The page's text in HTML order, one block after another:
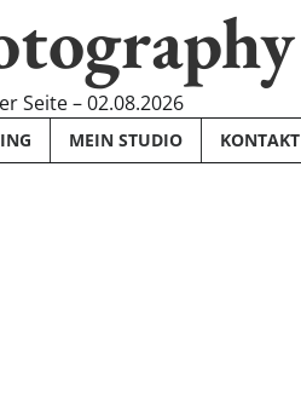
Seite – 02.08.2026
MEIN STUDIO KONTAKT